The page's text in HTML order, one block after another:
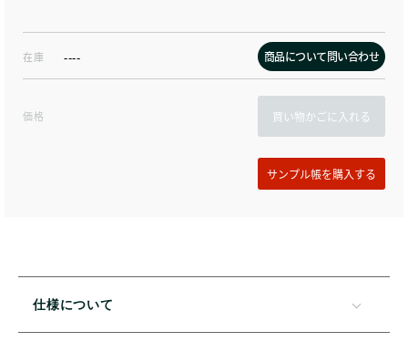
在庫 ---- 商品について問い合わせ
価格 買い物かごに入れる
仕様について